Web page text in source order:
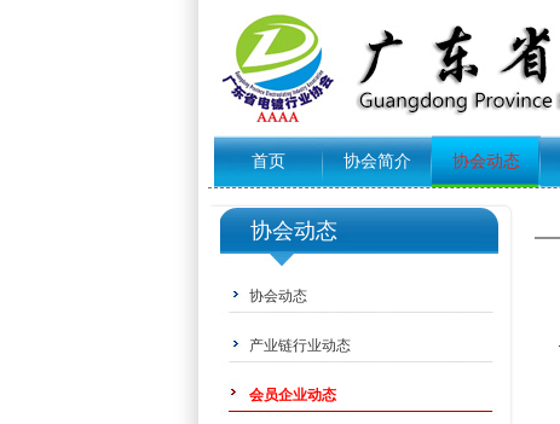
首页 协会简介 协会动态
协会动态
协会动态
产业链行业动态
会员企业动态